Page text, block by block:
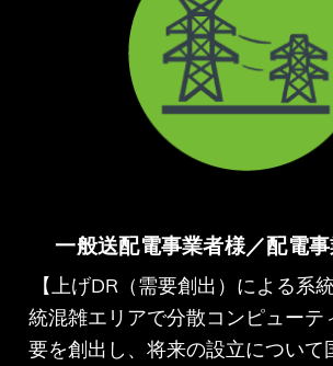
一般送配電事業者様／配電
【上げDR（需要創出）による系
統混雑エリアで分散コンピューテ
要を創出し、将来の設立について